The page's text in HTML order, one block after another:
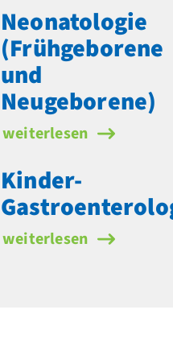
Neonatologie
(Frühgeborene
und
Neugeborene)
Neonatologie
weiterlesen
Kinder-
Kinder-
weiterlesen